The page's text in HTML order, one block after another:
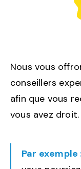
Nous vous
conseillers
afin que vous
vous avez droit.
Par exemple